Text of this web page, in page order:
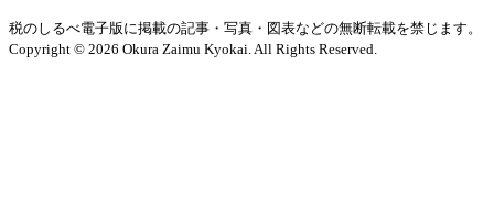
税のしるべ電子版に掲載の記事・写真・図表などの無断転載を禁じます。
Copyright © 2026 Okura Zaimu Kyokai. All Rights Reserved.